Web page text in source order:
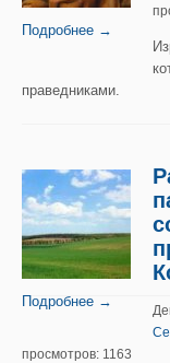
Подробнее →
праведниками.
Подробнее →
просмотров: 1163